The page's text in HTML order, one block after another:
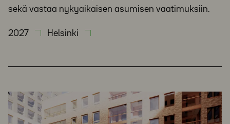
sekä vastaa nykyaikaisen asumisen vaatimuksiin.
2027 Helsinki